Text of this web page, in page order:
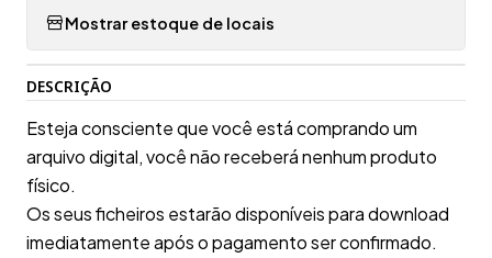
Mostrar estoque de locais
DESCRIÇÃO
Esteja consciente que você está comprando um
arquivo digital, você não receberá nenhum produto
físico.
Os seus ficheiros estarão disponíveis para download
imediatamente após o pagamento ser confirmado.